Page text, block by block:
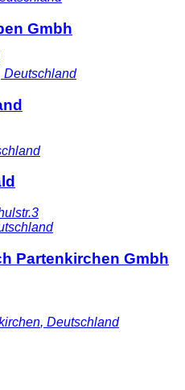
Gmbh
Deutschland
Partenkirchen Gmbh
, Deutschland